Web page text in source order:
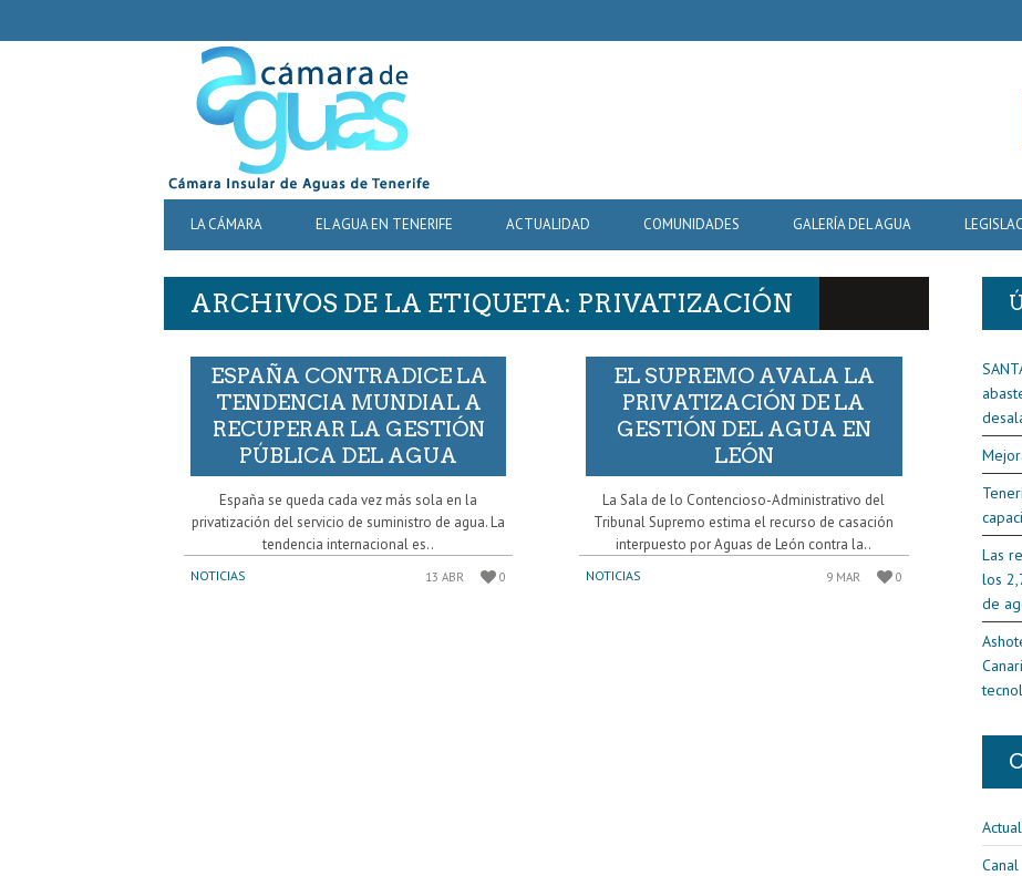
NAVIGATION
PRIMARY
NAVIGATION
LA CÁMARA EL AGUA EN TENERIFE ACTUALIDAD COMUNIDADES GALERÍA DEL AGUA
ARCHIVOS DE LA ETIQUETA: PRIVATIZACIÓN
ESPAÑA CONTRADICE LA
TENDENCIA MUNDIAL A
RECUPERAR LA GESTIÓN
PÚBLICA DEL AGUA
España se queda cada vez más sola en la
privatización del servicio de suministro de agua. La
tendencia internacional es..
NOTICIAS 13 ABR 0
EL SUPREMO AVALA LA
PRIVATIZACIÓN DE LA
GESTIÓN DEL AGUA EN
LEÓN
La Sala de lo Contencioso-Administrativo del
Tribunal Supremo estima el recurso de casación
interpuesto por Aguas de León contra la..
NOTICIAS 9 MAR 0
Las
los
de
Canal